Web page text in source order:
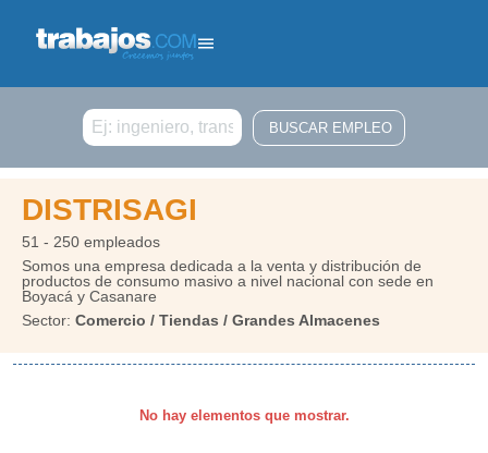
Buscar
DISTRISAGI
51 - 250 empleados
Somos una empresa dedicada a la venta y distribución de
productos de consumo masivo a nivel nacional con sede en
Boyacá y Casanare
Sector: Comercio / Tiendas / Grandes Almacenes
No hay elementos que mostrar.